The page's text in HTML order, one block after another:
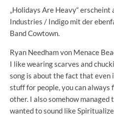
„Holidays Are Heavy“
Industries / Indigo mit der
Band Cowtown.
Ryan Needham von Menace
I like wearing scarves and
song is about the fact that even
stuff for people, you can always
other. I also somehow managed
wanted to sound like